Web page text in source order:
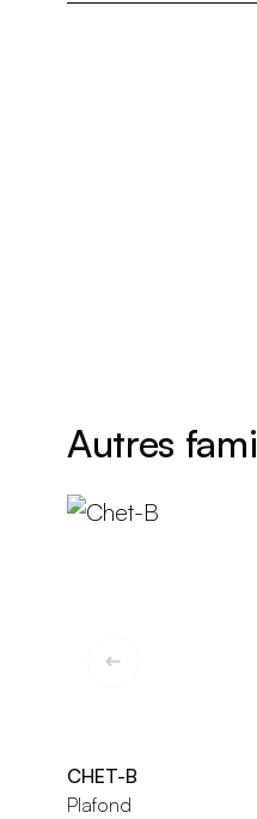
Autres
CHET-B
Plafond